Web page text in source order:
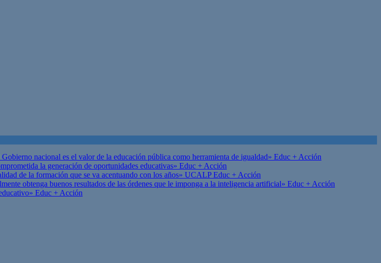
nacional es el valor de la educación pública como herramienta de igualdad» Educ + Acción
la generación de oportunidades educativas» Educ + Acción
de la formación que se va acentuando con los años» UCALPEduc + Acción
obtenga buenos resultados de las órdenes que le imponga a la inteligencia artificial» Educ + Acción
Educ + Acción